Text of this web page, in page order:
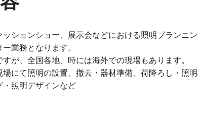
ションショー、展示会などにおける照明プランニ
業務となります。
が、全国各地、時には海外での現場もあります。
場にて照明の設置、撤去・器材準備、荷降ろし・照
・照明デザインなど